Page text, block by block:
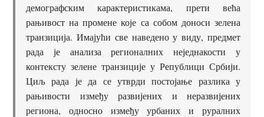
демографским карактеристикама, прети већа
рањивост на промене које са собом доноси зелена
транзиција. Имајући све наведено у виду, предмет
рада је анализа регионалних неједнакости у
контексту зелене транзиције у Републици Србији.
Циљ рада је да се утврди постојање разлика у
рањивости између развијених и неразвијених
региона, односно између урбаних и руралних